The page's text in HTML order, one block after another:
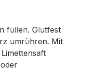
füllen. Glutfest
umrühren. Mit